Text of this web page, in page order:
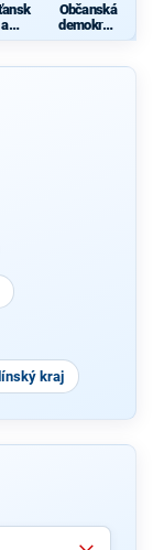
-
Občanská
demokrati
cká strana
kraj